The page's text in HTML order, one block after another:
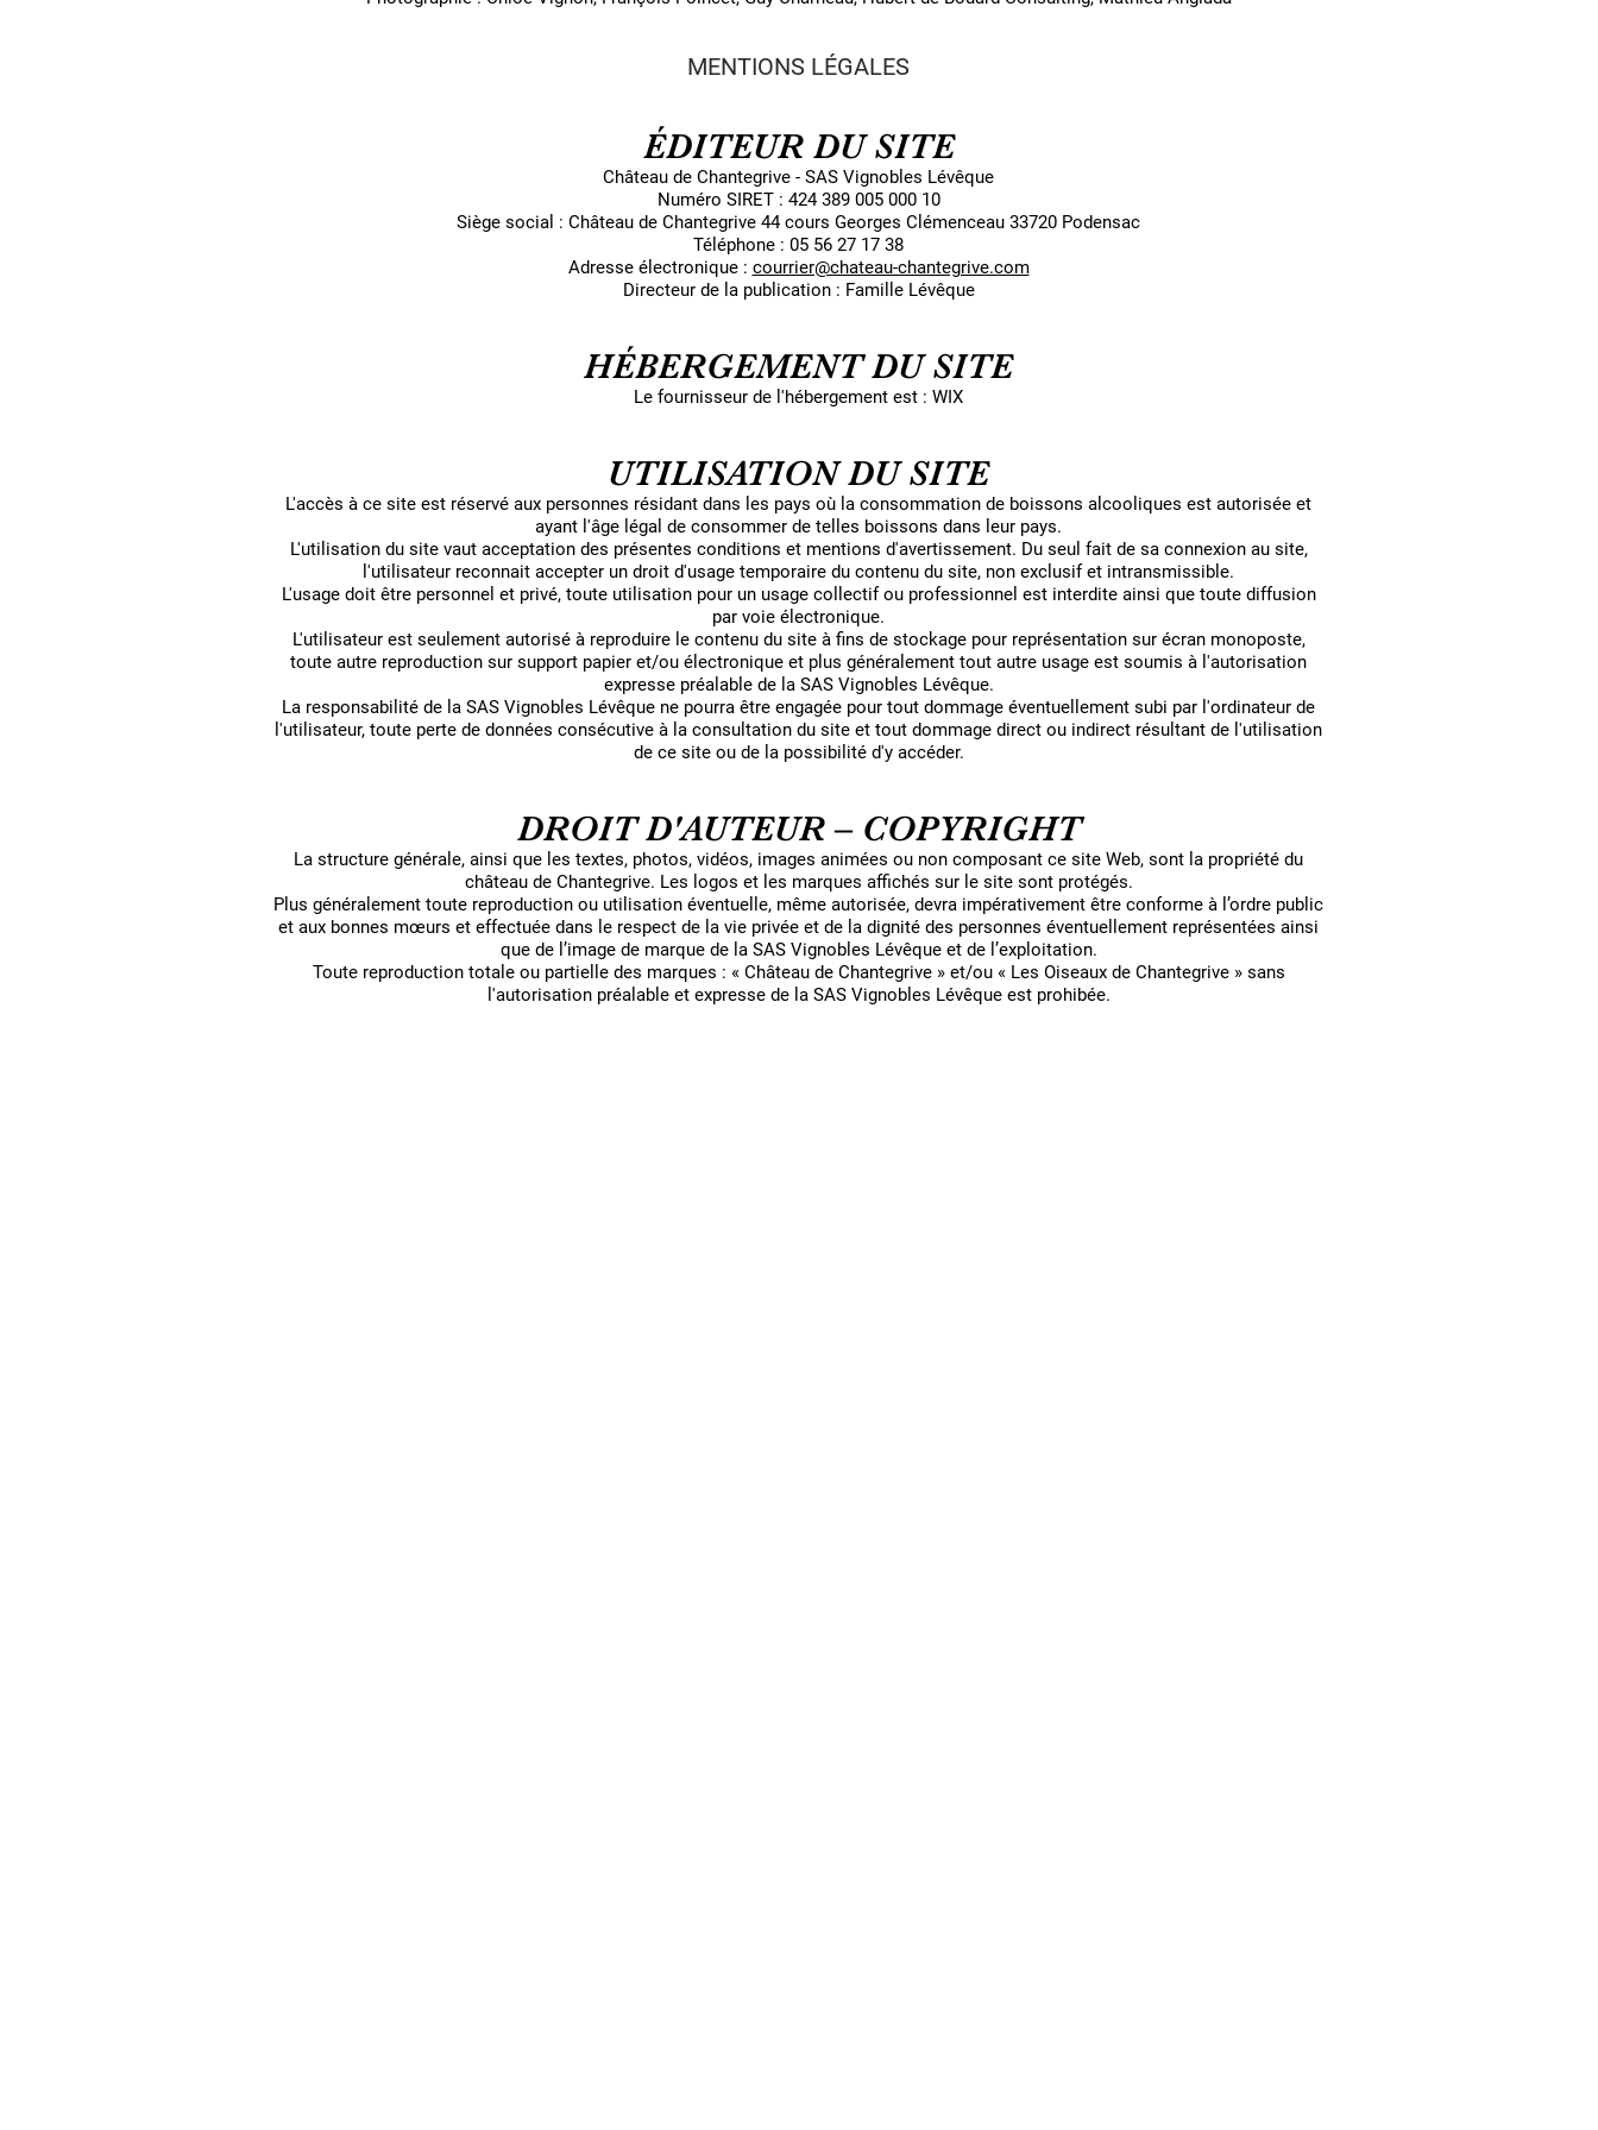
MENTIONS LÉGALES
ÉDITEUR DU SITE
Château de Chantegrive - SAS Vignobles Lévêque
Numéro SIRET : 424 389 005 000 10
Siège social : Château de Chantegrive 44 cours Georges Clémenceau 33720 Podensac
Téléphone : 05 56 27 17 38
Adresse électronique : courrier@chateau-chantegrive.com
Directeur de la publication : Famille Lévêque
HÉBERGEMENT DU SITE
Le fournisseur de l'hébergement est : WIX
UTILISATION DU SITE
L'accès à ce site est réservé aux personnes résidant dans les pays où la consommation de boissons alcooliques est autorisée et
ayant l'âge légal de consommer de telles boissons dans leur pays.
L'utilisation du site vaut acceptation des présentes conditions et mentions d'avertissement. Du seul fait de sa connexion au site,
l'utilisateur reconnait accepter un droit d'usage temporaire du contenu du site, non exclusif et intransmissible.
L'usage doit être personnel et privé, toute utilisation pour un usage collectif ou professionnel est interdite ainsi que toute diffusion
par voie électronique.
L'utilisateur est seulement autorisé à reproduire le contenu du site à fins de stockage pour représentation sur écran monoposte,
toute autre reproduction sur support papier et/ou électronique et plus généralement tout autre usage est soumis à l'autorisation
expresse préalable de la SAS Vignobles Lévêque.
La responsabilité de la SAS Vignobles Lévêque ne pourra être engagée pour tout dommage éventuellement subi par l'ordinateur de
l'utilisateur, toute perte de données consécutive à la consultation du site et tout dommage direct ou indirect résultant de l'utilisation
de ce site ou de la possibilité d'y accéder.
DROIT D'AUTEUR – COPYRIGHT
La structure générale, ainsi que les textes, photos, vidéos, images animées ou non composant ce site Web, sont la propriété du
château de Chantegrive. Les logos et les marques affichés sur le site sont protégés.
Plus généralement toute reproduction ou utilisation éventuelle, même autorisée, devra impérativement être conforme à l’ordre public
et aux bonnes mœurs et effectuée dans le respect de la vie privée et de la dignité des personnes éventuellement représentées ainsi
que de l’image de marque de la SAS Vignobles Lévêque et de l’exploitation.
Toute reproduction totale ou partielle des marques : « Château de Chantegrive » et/ou « Les Oiseaux de Chantegrive » sans
l'autorisation préalable et expresse de la SAS Vignobles Lévêque est prohibée.